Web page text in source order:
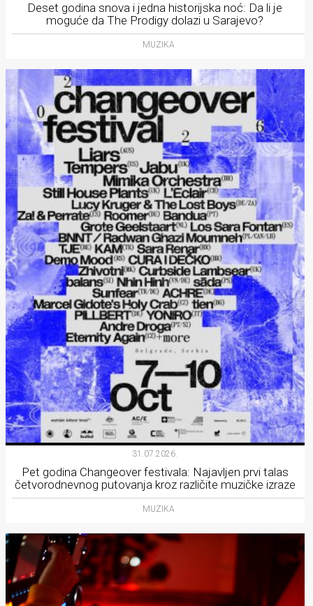
Deset godina snova i jedna historijska noć: Da li je
moguće da The Prodigy dolazi u Sarajevo?
MUZIKA
31.07.2026.
Pet godina Changeover festivala: Najavljen prvi talas
četvorodnevnog putovanja kroz različite muzičke izraze
MUZIKA